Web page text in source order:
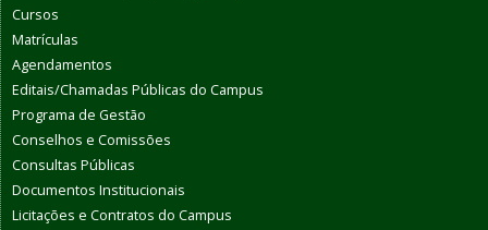
Cursos
Matrículas
Agendamentos
Editais/Chamadas Públicas do Campus
Programa de Gestão
Conselhos e Comissões
Consultas Públicas
Documentos Institucionais
Licitações e Contratos do Campus